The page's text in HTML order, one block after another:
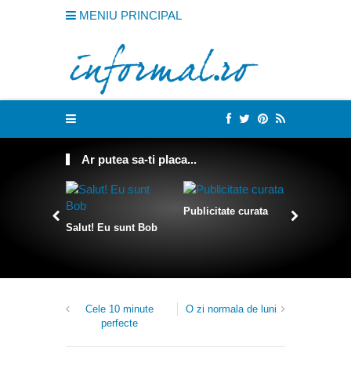
MENIU PRINCIPAL
Ar putea sa-ti placa...
Salut! Eu sunt Bob
Publicitate curata
Cele 10 minute
perfecte
O zi normala de luni